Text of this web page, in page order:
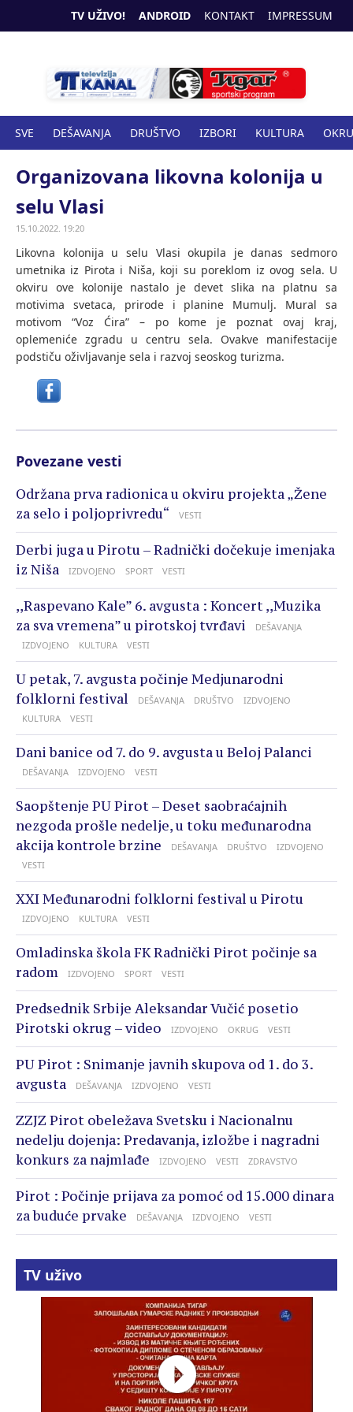
TV UŽIVO! ANDROID KONTAKT IMPRESSUM
SVE DEŠAVANJA DRUŠTVO IZBORI KULTURA
SPORT ZANIMLJIVOSTI ZDRAVSTVO
Organizovana likovna kolonija u
selu Vlasi
15.10.2022. 19:20
Likovna kolonija u selu Vlasi okupila je danas sedmoro
umetnika iz Pirota i Niša, koji su poreklom iz ovog sela. U
okviru ove kolonije nastalo je devet slika na platnu sa
motivima svetaca, prirode i planine Mumulj. Mural sa
motivom “Voz Ćira” – po kome je poznat ovaj kraj,
oplemeniće zgradu u centru sela. Ovakve manifestacije
podstiču oživljavanje sela i razvoj seoskog turizma.
Povezane vesti
Održana prva radionica u okviru projekta „Žene
za selo i poljoprivredu“
VESTI
Derbi juga u Pirotu – Radnički dočekuje imenjaka
iz Niša
IZDVOJENO SPORT VESTI
,,Raspevano Kale” 6. avgusta : Koncert ,,Muzika
za sva vremena” u pirotskoj tvrđavi
DEŠAVANJA
IZDVOJENO
KULTURA VESTI
U petak, 7. avgusta počinje Medjunarodni
folklorni festival
DEŠAVANJA DRUŠTVO
IZDVOJENO
KULTURA
VESTI
Dani banice od 7. do 9. avgusta u Beloj Palanci
DEŠAVANJA IZDVOJENO VESTI
Saopštenje PU Pirot – Deset saobraćajnih
nezgoda prošle nedelje, u toku međunarodna
akcija kontrole brzine
DEŠAVANJA DRUŠTVO
IZDVOJENO
VESTI
XXI Međunarodni folklorni festival u Pirotu
IZDVOJENO KULTURA VESTI
Omladinska škola FK Radnički Pirot počinje sa
radom
IZDVOJENO SPORT VESTI
Predsednik Srbije Aleksandar Vučić posetio
Pirotski okrug – video
IZDVOJENO OKRUG VESTI
PU Pirot : Snimanje javnih skupova od 1. do 3.
avgusta
DEŠAVANJA IZDVOJENO VESTI
ZZJZ Pirot obeležava Svetsku i Nacionalnu
nedelju dojenja: Predavanja, izložbe i nagradni
konkurs za najmlađe
IZDVOJENO VESTI ZDRAVSTVO
Pirot : Počinje prijava za pomoć od 15.000 dinara
za buduće prvake
DEŠAVANJA IZDVOJENO VESTI
TV uživo